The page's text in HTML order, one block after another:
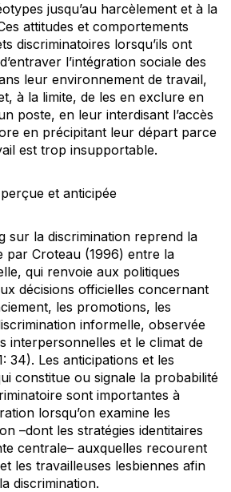
jusqu’au harcèlement et à la
attitudes et comportements
discriminatoires lorsqu’ils ont
l’intégration sociale des
leur environnement de travail,
à la limite, de les en exclure en
poste, en leur interdisant l’accès
en précipitant leur départ parce
est trop insupportable.
et anticipée
sur la discrimination reprend la
par Croteau (1996) entre la
qui renvoie aux politiques
décisions officielles concernant
les promotions, les
informelle, observée
interpersonnelles et le climat de
34). Les anticipations et les
constitue ou signale la probabilité
sont importantes à
lorsqu’on examine les
–dont les stratégies identitaires
centrale– auxquelles recourent
les travailleuses lesbiennes afin
discrimination.